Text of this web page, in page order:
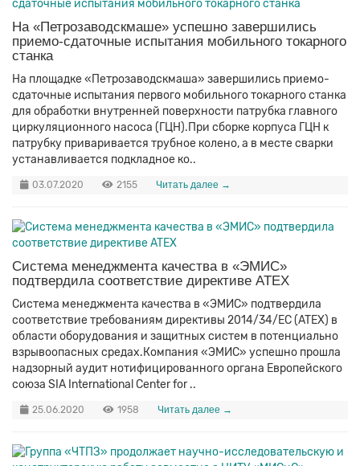
На «Петрозаводскмаше» успешно завершились
приемо-сдаточные испытания мобильного токарного
станка
На площадке «Петрозаводскмаша» завершились приемо-
сдаточные испытания первого мобильного токарного станка
для обработки внутренней поверхности патрубка главного
циркуляционного насоса (ГЦН).При сборке корпуса ГЦН к
патрубку приваривается трубное колено, а в месте сварки
устанавливается подкладное ко..
03.07.2020 2155 Читать далее →
Система менеджмента качества в «ЭМИС»
подтвердила соответствие директиве ATEX
Система менеджмента качества в «ЭМИС» подтвердила
соответствие требованиям директивы 2014/34/ЕС (ATEX) в
области оборудования и защитных систем в потенциально
взрывоопасных средах.Компания «ЭМИС» успешно прошла
надзорный аудит нотифицированного органа Европейского
союза SIA International Center for ..
25.06.2020 1958 Читать далее →